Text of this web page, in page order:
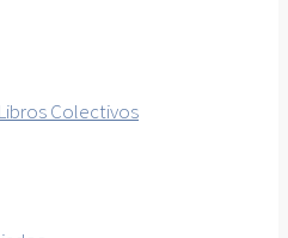
Colectivos